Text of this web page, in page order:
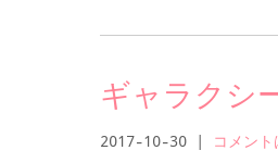
ギャラクシ
2017-10-30 コメン